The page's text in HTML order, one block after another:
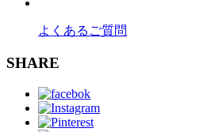
よくあるご質問
SHARE